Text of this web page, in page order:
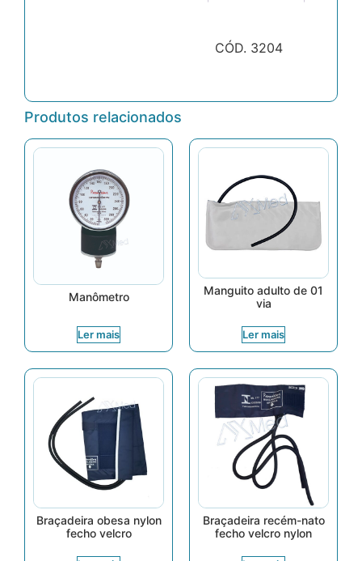
CÓD. 3204
Produtos relacionados
Manômetro
Ler mais
Manguito adulto de 01
via
Ler mais
Braçadeira obesa nylon
fecho velcro
Braçadeira recém-nato
fecho velcro nylon